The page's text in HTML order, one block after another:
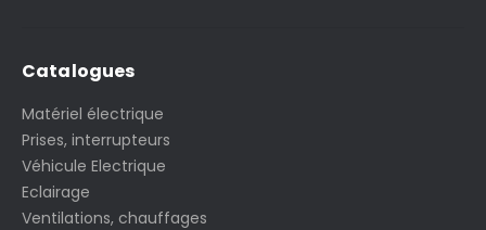
Catalogues
Matériel électrique
Prises, interrupteurs
Véhicule Electrique
Eclairage
Ventilations, chauffages